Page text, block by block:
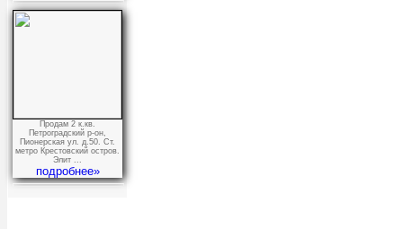
Продам 2 к.кв.
Петроградский р-он,
Пионерская ул. д.50. Ст.
метро Крестовский остров.
Элит ...
подробнее»